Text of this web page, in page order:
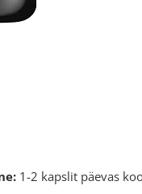
1-2 kapslit päevas